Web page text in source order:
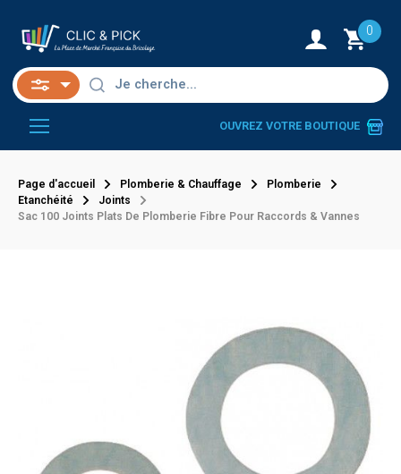
0
OUVREZ VOTRE BOUTIQUE
Page d'accueil Plomberie & Chauffage
Plomberie
Etanchéité
Joints
Sac 100 Joints Plats De Plomberie Fibre Pour Raccords & Vannes